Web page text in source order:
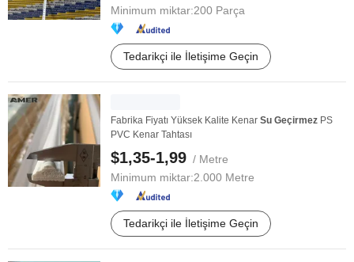
Minimum miktar:200 Parça
Tedarikçi ile İletişime Geçin
Fabrika Fiyatı Yüksek Kalite Kenar Su Geçirmez PS
PVC Kenar Tahtası
$1,35-1,99 / Metre
Minimum miktar:2.000 Metre
Tedarikçi ile İletişime Geçin